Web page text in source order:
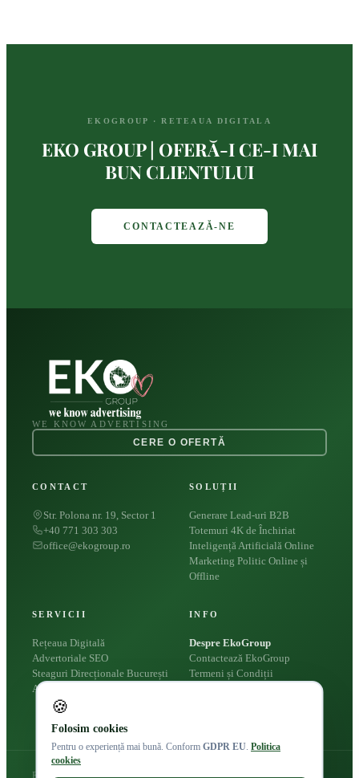
EKOGROUP · RETEAUA DIGITALA
EKO GROUP | OFERĂ-I CE-I MAI
BUN CLIENTULUI
CONTACTEAZĂ-NE
WE KNOW ADVERTISING
CERE O OFERTĂ
CONTACT
Str. Polona nr. 19, Sector 1
+40 771 303 303
office@ekogroup.ro
SOLUȚII
Generare Lead-uri B2B
Totemuri 4K de Închiriat
Inteligență Artificială Online
Marketing Politic Online și
Offline
SERVICII
Rețeaua Digitală
Advertoriale SEO
Steaguri Direcționale București
Apariții Presă
INFO
Despre EkoGroup
Contactează EkoGroup
Termeni și Condiții
Eko Group © 2026
🍪
Folosim cookies
Pentru o experiență mai bună. Conform GDPR EU Politica
cookies